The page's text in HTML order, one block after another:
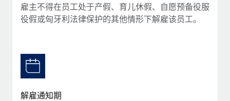
合规守望台
防范合规风险
在全球范围内配置和跟踪 IT 设备
实体设立
快速建立合规实体
博客
EOR compliance
As the global workforce continues to expand in response
雇主不得在员工处于产假、育儿休假、自愿预备役服
役假或匈牙利法律保护的其他情形下解雇该员工。
解雇通知期